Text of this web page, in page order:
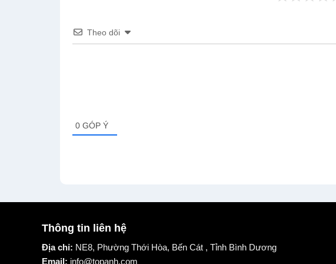
Theo dõi
0 GÓP Ý
Thông tin liên hệ
Địa chỉ: NE8, Phường Thới Hòa, Bến Cát , Tỉnh Bình Dương
Email: info@topanh.com